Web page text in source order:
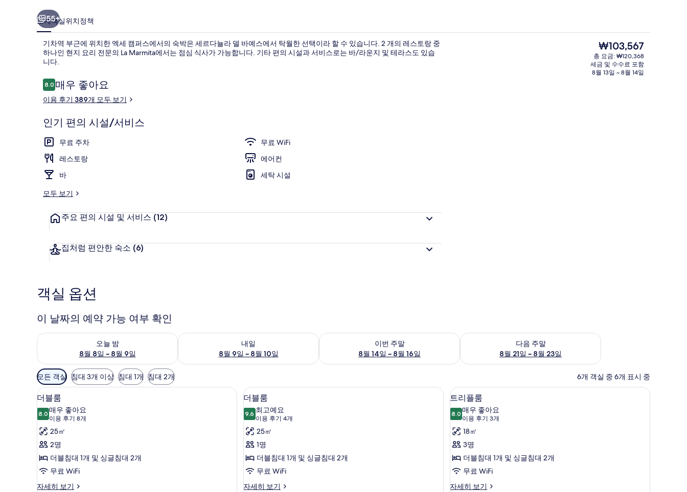
바(숙박 시설 내)
55+
소개객실위치정책
기차역 부근에 위치한 엑세 캠퍼스에서의 숙박은 세르다뇰라 델 바예스에서 탁월한 선택이라 할 수 있습니다. 2 개의 레스토랑 중
하나인 현지 요리 전문의 La Marmita에서는 점심 식사가 가능합니다. 기타 편의 시설과 서비스로는 바/라운지 및 테라스도 있습
니다.
이
용
후
8.010점 만점 중 8.0점.
매우 좋아요
이용 후기 389개 모두 보기
인기 편의 시설/서비스
무료 주차
무료 WiFi
레스토랑
에어컨
바
세탁 시설
모두 보기
주요 편의 시설 및 서비스 (12)
집처럼 편안한 숙소 (6)
현
재
가
격
₩103,567
총 요금: ₩120,368
세금 및 수수료 포함
8월 13일 ~ 8월 14일
객실 옵션
이 날짜의 예약 가능 여부 확인
오늘 밤
8월 8일 ~ 8월 9일
오늘 밤 예약 가능 여부 확인, 8월 8일 ~ 8월 9일
내일
8월 9일 ~ 8월 10일
내일 예약 가능 여부 확인, 8월 9일 ~ 8월 10일
이번 주말
8월 14일 ~ 8월 16일
이번 주말 예약 가능 여부 확인, 8월 14일 ~ 8월 16일
다음 주말
8월 21일 ~ 8월 23일
다음 주말 예약 가능 여부 확인, 8월 21일 ~ 8월 23일
객
실
에
사
용
가
능
필
터
모든 객실 침대 3개 이상 침대 1개 침대 2개 6개 객실 중 6개 표시 중
더
블
룸
사
진
모
두
보
미니바, 객실 내 금고, 책상, 무료 WiFi
14
더블룸
8.08.0점 만점 중 10점
매우 좋아요
이용 후기 8개
(이
용
후
기
개)
25㎡
2명
더블침대 1개 및 싱글침대 2개
무료 WiFi
자세히 보기
더
더
블
룸
사
진
모
두
보
미니바, 객실 내 금고, 책상, 무료 WiFi
13
더블룸
9.69.6점 만점 중 10점
최고예요
이용 후기 4개
(이
용
후
기
개)
25㎡
1명
더블침대 1개 및 싱글침대 2개
무료 WiFi
자세히 보기
더
트
리
플
룸
사
진
모
두
트리플룸 | 미니바, 객실 내 금고, 책상, 무료
8
트리플룸
8.08.0점 만점 중 10점
매우 좋아요
이용 후기 3개
(이
용
후
기
개)
18㎡
3명
더블침대 1개 및 싱글침대 2개
무료 WiFi
자세히 보기
트